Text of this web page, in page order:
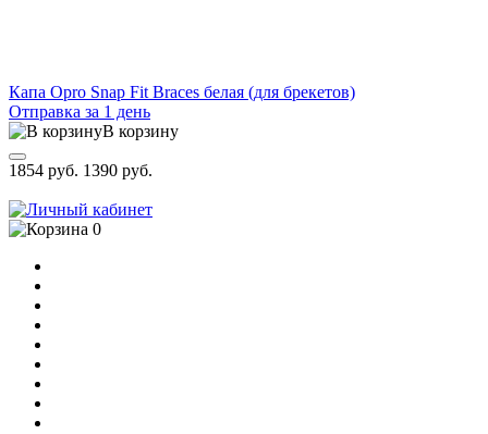
Капа Opro Snap Fit Braces белая (для брекетов)
Отправка за 1 день
В корзину
1854 руб. 1390 руб.
0